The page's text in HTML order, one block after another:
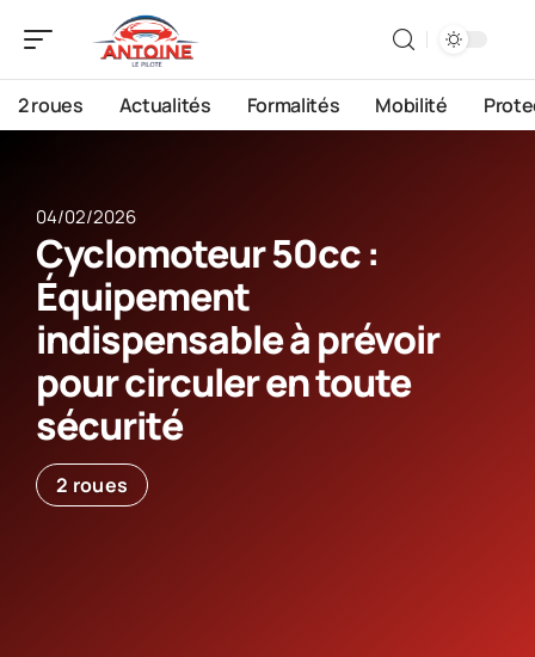
2 roues Actualités Formalités Mobilité
04/02/2026
Cyclomoteur 50cc :
Équipement
indispensable à prévoir
pour circuler en toute
sécurité
2 roues